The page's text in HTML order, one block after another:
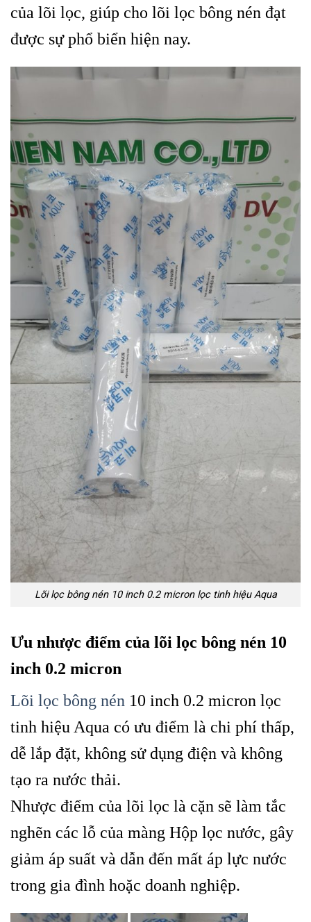
của lõi lọc, giúp cho lõi lọc bông nén đạt
được sự phổ biển hiện nay.
Lõi lọc bông nén 10 inch 0.2 micron lọc tinh hiệu Aqua
Ưu nhược điểm của lõi lọc bông nén 10
inch 0.2 micron
Lõi lọc bông nén 10 inch 0.2 micron lọc
tinh hiệu Aqua có ưu điểm là chi phí thấp,
dễ lắp đặt, không sử dụng điện và không
tạo ra nước thải.
Nhược điểm của lõi lọc là cặn sẽ làm tắc
nghẽn các lỗ của màng Hộp lọc nước, gây
giảm áp suất và dẫn đến mất áp lực nước
trong gia đình hoặc doanh nghiệp.